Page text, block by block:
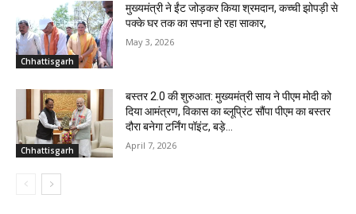
Chhattisgarh
मुख्यमंत्री ने ईंट जोड़कर किया श्रमदान, कच्ची झोपड़ी से
पक्के घर तक का सपना हो रहा साकार,
May 3, 2026
Chhattisgarh
बस्तर 2.0 की शुरुआत: मुख्यमंत्री साय ने पीएम मोदी को
दिया आमंत्रण, विकास का ब्लूप्रिंट सौंपा पीएम का बस्तर
दौरा बनेगा टर्निंग पॉइंट, बड़े...
April 7, 2026